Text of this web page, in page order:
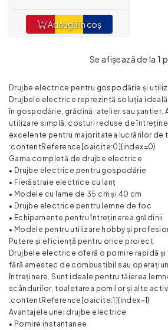
Adaugă în coș
Se afişează de la 1
Drujbe electrice pentru gospodărie și
Drujbele electrice reprezintă soluția
în gospodărie, grădină, atelier sau șantier.
utilizare simplă, costuri reduse de
excelente pentru majoritatea lucrărilor de
:contentReference[oaicite:0]{index=0}
Gama completă de drujbe electrice
• Drujbe electrice pentru gospodărie
• Fierăstraie electrice cu lanț
• Modele cu lame de 35 cm și 40 cm
• Drujbe electrice pentru lemne de foc
• Echipamente pentru întreținerea grădinii
• Modele pentru utilizare hobby și
Putere și eficiență pentru orice proiect
Drujbele electrice oferă o pornire rapidă
fără amestec de combustibil sau
întreținere. Sunt ideale pentru tăierea
scândurilor, toaletarea pomilor și alte
:contentReference[oaicite:1]{index=1}
Avantajele unei drujbe electrice
• Pornire instantanee